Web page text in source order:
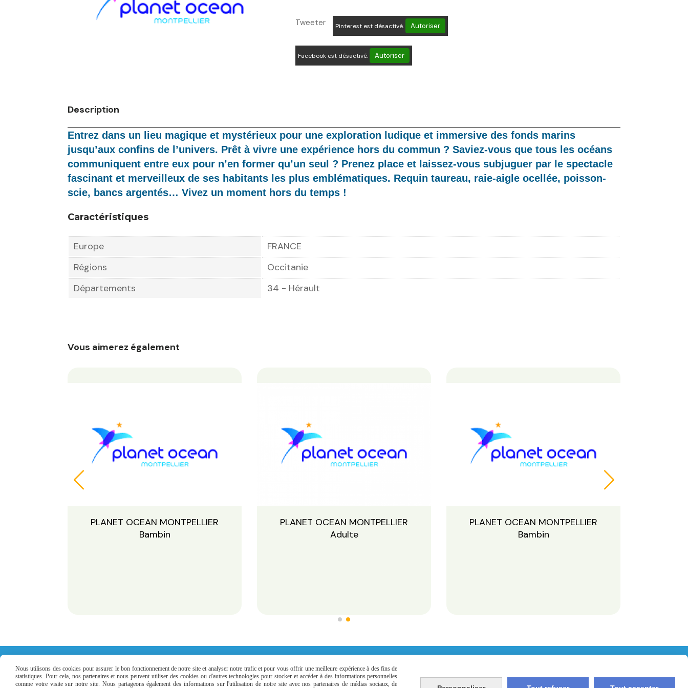
Tweeter Pinterest est désactivé. Autoriser
Facebook est désactivé. Autoriser
Description
Entrez dans un lieu magique et mystérieux pour une exploration ludique et immersive des fonds marins
jusqu’aux confins de l’univers. Prêt à vivre une expérience hors du commun ? Saviez-vous que tous les océans
communiquent entre eux pour n’en former qu’un seul ? Prenez place et laissez-vous subjuguer par le spectacle
fascinant et merveilleux de ses habitants les plus emblématiques. Requin taureau, raie-aigle ocellée, poisson-
scie, bancs argentés… Vivez un moment hors du temps !
Caractéristiques
Europe
FRANCE
Régions
Occitanie
Départements
34 - Hérault
Vous aimerez également
PLANET OCEAN MONTPELLIER
Bambin
PLANET OCEAN MONTPELLIER
Adulte
PLANET OCEAN MONTPELLIER
Bambin
Nous utilisons des cookies pour assurer le bon fonctionnement de notre site et analyser notre trafic et pour vous offrir une meilleure expérience à des fins de
statistiques. Pour cela, nos partenaires et nous peuvent utiliser des cookies ou d'autres technologies pour stocker et accéder à des informations personnelles
comme votre visite sur notre site. Nous partageons également des informations sur l'utilisation de notre site avec nos partenaires de médias sociaux, de